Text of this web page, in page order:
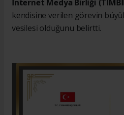
İnternet Medya Birliği
kendisine verilen görevin
vesilesi olduğunu belirtti.